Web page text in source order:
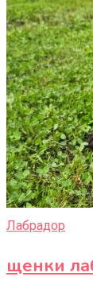
Лабрадор
щенки